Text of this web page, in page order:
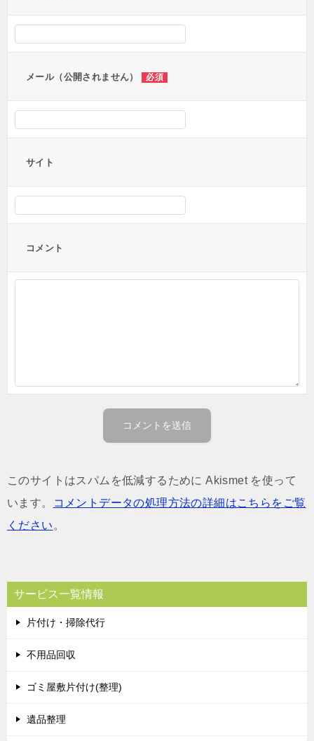
メール（公開されません） 必須
サイト
コメント
このサイトはスパムを低減するために Akismet を使って
います。
コメントデータの処理方法の詳細はこちらをご覧
ください 。
サービス一覧情報
片付け・掃除代行
不用品回収
ゴミ屋敷片付け(整理)
遺品整理